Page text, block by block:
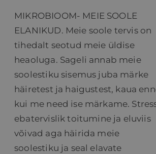
KKK
KONTAKT
MIKROBIOOM- MEIE SOOLE
ELANIKUD. Meie soole tervis on
tihedalt seotud meie üldise
heaoluga. Sageli annab meie
soolestiku sisemus juba märke
häiretest ja haigustest, kaua
kui me need ise märkame.
ebatervislik toitumine ja eluviis
võivad aga häirida meie
soolestiku ja seal elavate